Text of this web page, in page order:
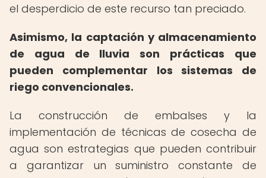
el desperdicio de este recurso tan preciado.
Asimismo, la captación y almacenamiento
de agua de lluvia son prácticas que
pueden complementar los sistemas de
riego convencionales.
La construcción de embalses y la
implementación de técnicas de cosecha de
agua son estrategias que pueden contribuir
a garantizar un suministro constante de